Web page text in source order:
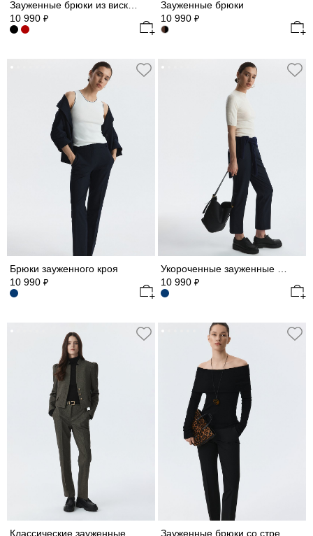
10 990 ₽
Зауженные брюки
10 990 ₽
Брюки зауженного кроя
10 990 ₽
Укороченные зауженные брюки
10 990 ₽